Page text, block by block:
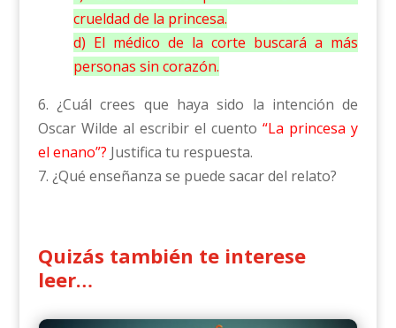
crueldad de la princesa.
d) El médico de la corte buscará a más
personas sin corazón.
6. ¿Cuál crees que haya sido la intención de
Oscar Wilde al escribir el cuento“La princesa y
el enano”? Justifica tu respuesta.
7. ¿Qué enseñanza se puede sacar del relato?
Quizás también te interese
leer…